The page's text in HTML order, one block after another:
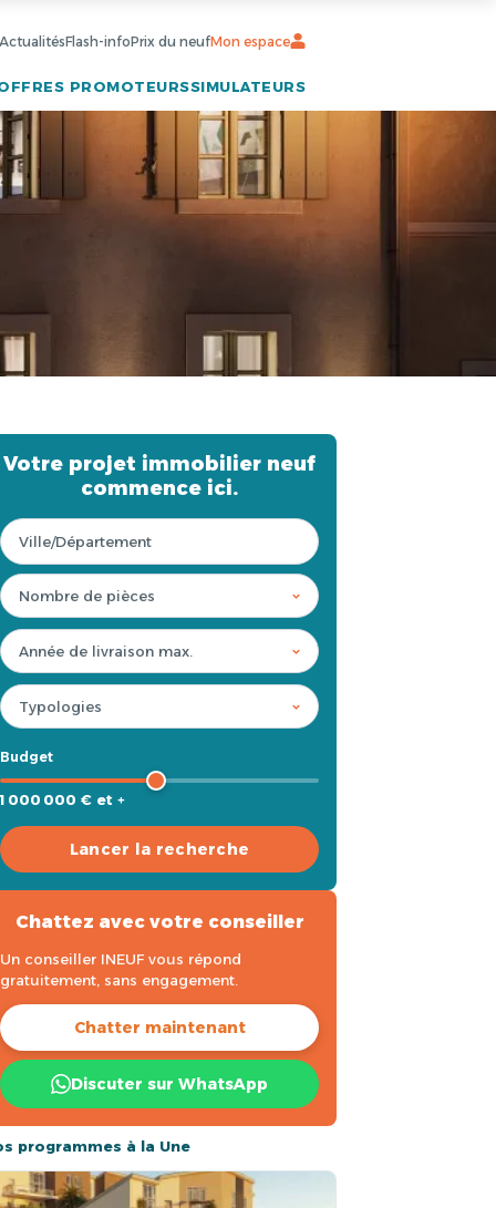
ActualitésFlash-infoPrix du neufMon espace
PROMOTEURSSIMULATEURS
Votre projet immobilier neuf
commence ici.
Budget
1 000 000 € et +
Lancer la recherche
Chattez avec votre conseiller
Un conseiller INEUF vous répond
gratuitement, sans engagement.
Chatter maintenant
Discuter sur WhatsApp
programmes à la Une